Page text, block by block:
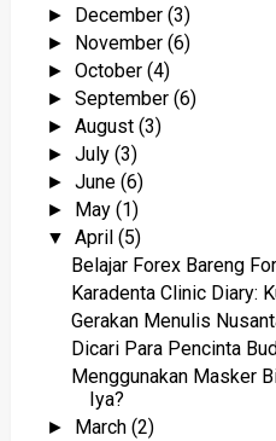
► December(3)
► November(6)
►October(4)
►September(6)
►August(3)
►July(3)
►June(6)
► May(1)
▼April(5)
Belajar Forex Bareng
Karadenta Clinic Diary:
Gerakan Menulis
Dicari Para Pencinta
Menggunakan Masker
Iya?
► March(2)